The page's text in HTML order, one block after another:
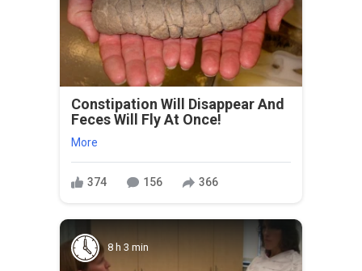
Constipation Will Disappear And
Feces Will Fly At Once!
More
374 156 366
8 h 3 min